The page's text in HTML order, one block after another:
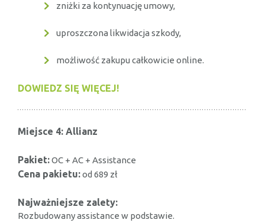
zniżki za kontynuację umowy,
uproszczona likwidacja szkody,
możliwość zakupu całkowicie online.
DOWIEDZ SIĘ WIĘCEJ!
Miejsce 4: Allianz
Pakiet:OC + AC + Assistance
Cena pakietu:od 689 zł
Najważniejsze zalety:
Rozbudowany assistance w podstawie.